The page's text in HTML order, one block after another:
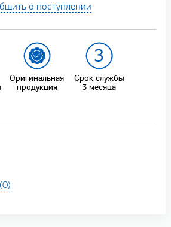
о поступлении
Оригинальная
продукция
Срок службы
3 месяца